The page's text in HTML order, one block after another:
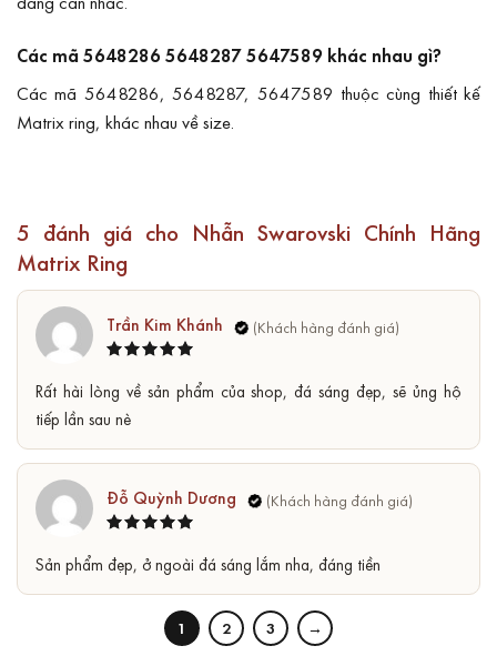
Các mã 5648286 5648287 5647589 khác nhau gì?
Các mã 5648286, 5648287, 5647589 thuộc cùng thiết kế
Matrix ring, khác nhau về size.
5 đánh giá cho Nhẫn Swarovski Chính Hãng
Matrix Ring
hạng55
sao
Trần Kim Khánh
Rất hài lòng về sản phẩm của shop, đá sáng đẹp, sẽ ủng hộ
tiếp lần sau nè
hạng 55
sao
Đỗ Quỳnh Dương
Sản phẩm đẹp, ở ngoài đá sáng lắm nha, đáng tiền
1 2 3 →